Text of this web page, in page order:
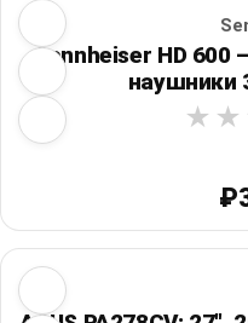
Sennheiser HD
наушники